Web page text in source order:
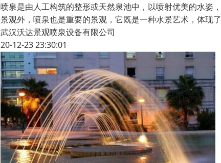
喷泉是由人工构筑的整形或天然泉池中，以喷射优美的水姿
景观外，喷泉也是重要的景观，它既是一种水景艺术，体现
武汉沃达景观喷泉设备有限公司
20-12-23 23:30:01